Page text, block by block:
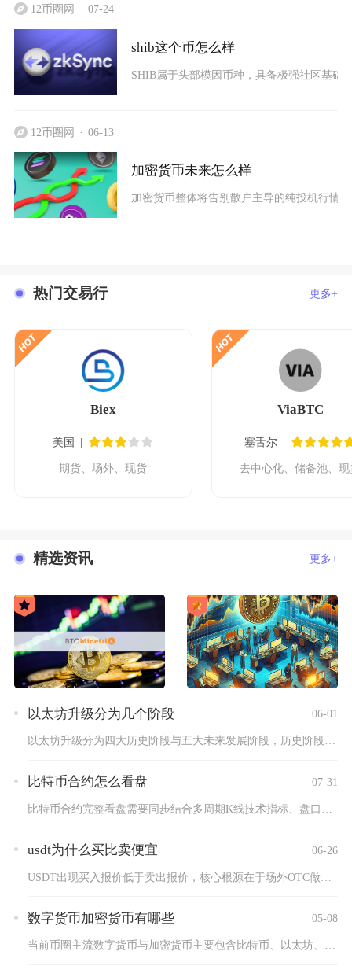
12币圈网 07-24
shib这个币怎么样
SHIB属于头部模因币种，具备极强社区基础
12币圈网 06-13
加密货币未来怎么样
加密货币整体将告别散户主导的纯投机行情
热门交易行 更多+
Biex
美国
期货、场外、现货
ViaBTC
塞舌尔
去中心化、储备池、现
精选资讯 更多+
以太坊升级分为几个阶段 06-01
以太坊升级分为四大历史阶段与五大未来发展阶段，历史阶段聚焦主...
比特币合约怎么看盘 07-31
usdt为什么买比卖便宜 06-26
数字货币加密货币有哪些 05-08
当前币圈主流数字货币与加密货币主要包含比特币、以太坊、泰达币...